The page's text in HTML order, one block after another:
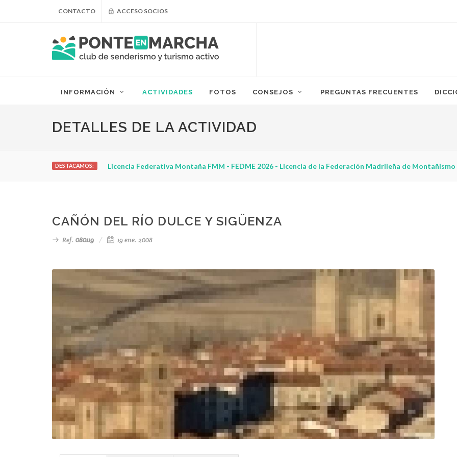
CONTACTO ACCESO SOCIOS
INFORMACIÓN ACTIVIDADES FOTOS CONSEJOS PREGUNTAS FRECUENTES
DETALLES DE LA ACTIVIDAD
DESTACAMOS: Licencia Federativa Montaña FMM - FEDME 2026 - Licencia de la Federación Madrileña de Montañismo
CAÑÓN DEL RÍO DULCE Y SIGÜENZA
Ref. 080119 19 ene. 2008